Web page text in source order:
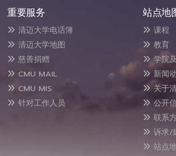
重要服务
清迈大学电话簿
清迈大学地图
慈善捐赠
CMU MAIL
CMU MIS
针对工作人员
站点地
课程
教育
学院
新闻
关于
公开
联系
诉求/
站点